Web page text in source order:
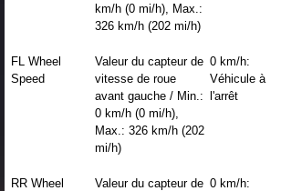
km/h (0 mi/h), Max.:
326 km/h (202 mi/h)
FL Wheel
Speed
Valeur du capteur de
vitesse de roue
avant gauche / Min.:
0 km/h (0 mi/h),
Max.: 326 km/h (202
mi/h)
0 km/h:
Véhicule à
l'arrêt
RR Wheel
Valeur du capteur de 0 km/h: